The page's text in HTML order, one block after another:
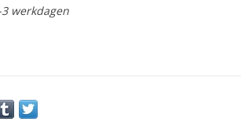
werkdagen